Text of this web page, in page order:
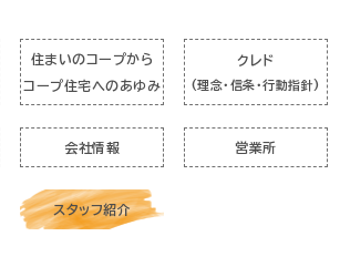
住まいのコープから
コープ住宅へのあゆみ
クレド
(理念・信条・行動指針)
会社情報 営業所
スタッフ紹介